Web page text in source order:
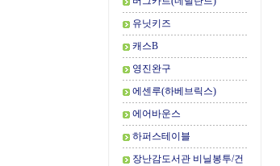
유닛키즈
캐스B
영진완구
에센루(하베브릭스)
에어바운스
하퍼스테이블
장난감도서관 비닐봉투/건